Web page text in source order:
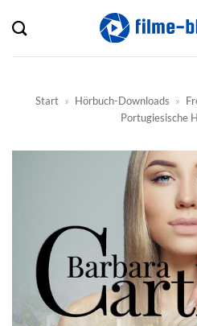
Inhalt
springen
Start » Hörbuch-Downloads »
Portugiesische